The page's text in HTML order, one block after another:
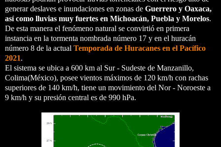
generar deslaves e inundaciones en zonas de Guerrero y Oaxaca,
así como lluvias muy fuertes en Michoacán, Puebla y Morelos.
De esta manera el fenómeno natural se convirtió en primera
instancia en la tormenta nombrada número 17 y en el huracán
número 8 de la actual Temporada de Huracanes en el Pacífico
2021.
El sistema se ubica a 600 km al Sur - Sudeste de Manzanillo,
Colima(México), posee vientos máximos de 120 km/h con rachas
superiores de 140 km/h, tiene un movimiento del Nor - Noroeste a
9 km/h y su presión central es de 990 hPa.